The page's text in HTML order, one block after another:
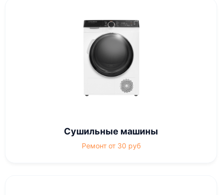
Сушильные машины
Ремонт от 30 руб